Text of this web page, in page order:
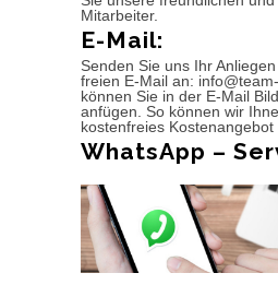
Mitarbeiter.
E-Mail:
Senden Sie uns Ihr
freien E-Mail an:
können Sie in der E-Mail
anfügen. So können wir
kostenfreies Kostenangebot
WhatsApp –